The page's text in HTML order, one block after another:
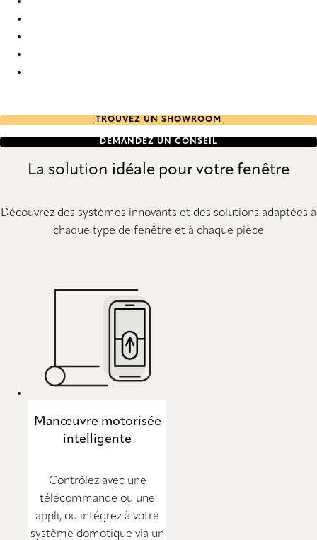
TROUVEZ UN SHOWROOM
DEMANDEZ UN CONSEIL
La solution idéale pour votre fenêtre
Découvrez des systèmes innovants et des solutions adaptées à
chaque type de fenêtre et à chaque pièce
Manœuvre motorisée
intelligente
Contrôlez avec une
télécommande ou une
appli, ou intégrez à votre
système domotique via un